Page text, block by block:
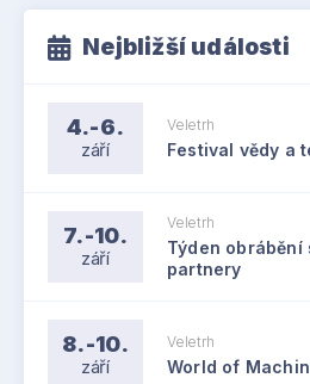
Nejbližší události
4.-6.
září
Veletrh
Festival vědy a
7.-10.
září
Veletrh
Týden obrábění
partnery
8.-10.
září
Veletrh
World of